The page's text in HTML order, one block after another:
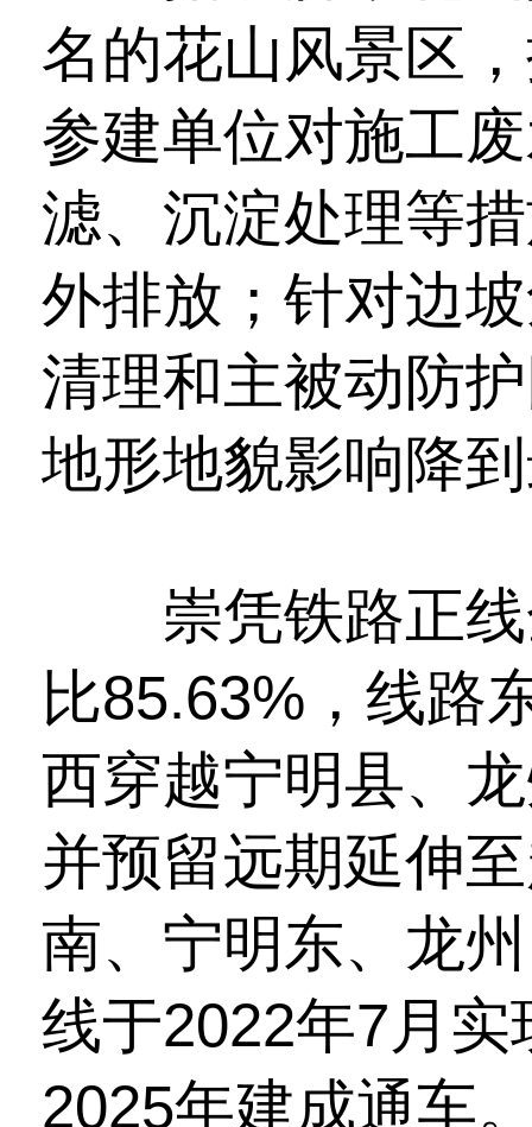
名的花山风景区
参建单位对施工
滤、沉淀处理等
外排放；针对边
清理和主被动防
地形地貌影响降
崇凭铁路正线
比85.63%，线路
西穿越宁明县、
并预留远期延伸
南、宁明东、龙
线于2022年7月
2025年建成通车